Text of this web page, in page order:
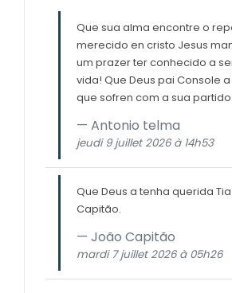
Que sua alma encontre o
merecido en cristo Jesus
um prazer ter conhecido a
vida! Que Deus pai Console
que sofren com a sua partido
Antonio telma
jeudi 9 juillet 2026 à 14h53
Que Deus a tenha querida Tia
Capitão.
João Capitão
mardi 7 juillet 2026 à 05h26